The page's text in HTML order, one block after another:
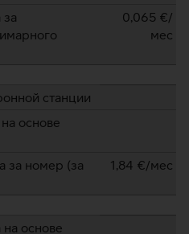
за
0,065 €/
мес
станции
основе
за номер (за
1,84 €/мес
на основе